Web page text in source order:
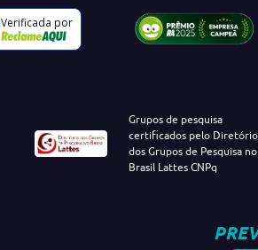
Verificada por
Grupos de pesquisa
certificados pelo Diretório
dos Grupos de Pesquisa no
Brasil Lattes CNPq